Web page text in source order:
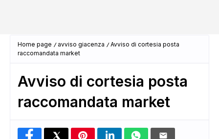
Home page avviso giacenza
Avviso di cortesia posta
raccomandata market
Avviso di cortesia posta
raccomandata market